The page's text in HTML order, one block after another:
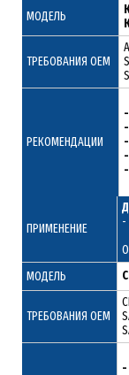
МОДЕЛЬ
ТРЕБОВАНИЯ ОЕМ
РЕКОМЕНДАЦИИ
-
-
-
-
-
ПРИМЕНЕНИЕ
-
МОДЕЛЬ
ТРЕБОВАНИЯ ОЕМ
-